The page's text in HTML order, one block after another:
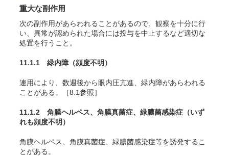
重大な副作用
次の副作用があらわれることがあるので、観察を十分に行
い、異常が認められた場合には投与を中止するなど適切な
処置を行うこと。
11.1.1 緑内障 （頻度不明）
連用により、数週後から眼内圧亢進、緑内障があらわれる
ことがある。［8.1参照］
11.1.2 角膜ヘルペス、角膜真菌症、緑膿菌感染症 （いず
れも頻度不明）
角膜ヘルペス、角膜真菌症、緑膿菌感染症等を誘発するこ
とがある。